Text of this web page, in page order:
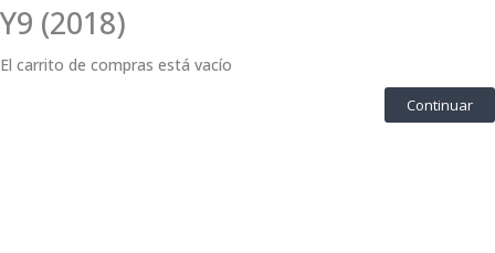
Y9 (2018)
El carrito de compras está vacío
Continuar